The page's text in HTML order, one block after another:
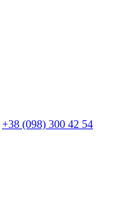
+38 (098) 300 42 54